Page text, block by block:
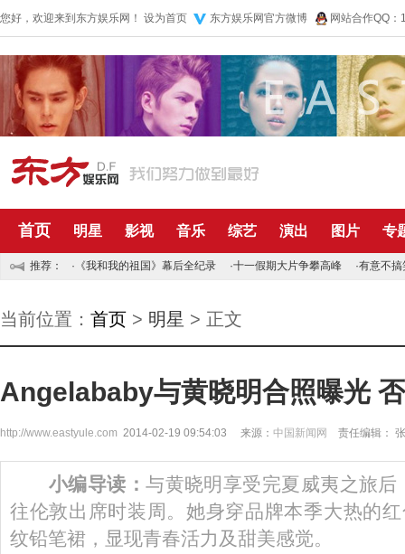
您好，欢迎来到东方娱乐网！ 设为首页 东方娱乐网官方微博 网站合作QQ
首页 明星 影视 音乐 综艺 演出 图片 专
推荐： · 《我和我的祖国》幕后全纪录 ·十一假期大片争攀高峰 ·有意不搞
当前位置： 首页 > 明星 > 正文
Angelababy与黄晓明合照曝光
http://www.eastyule.com 2014-02-19 09:54:03 来源： 中国新闻网 责任编辑：
小编导读：与黄晓明享受完夏威夷之旅
往伦敦出席时装周。她身穿品牌本季大热的
纹铅笔裙，显现青春活力及甜美感觉。